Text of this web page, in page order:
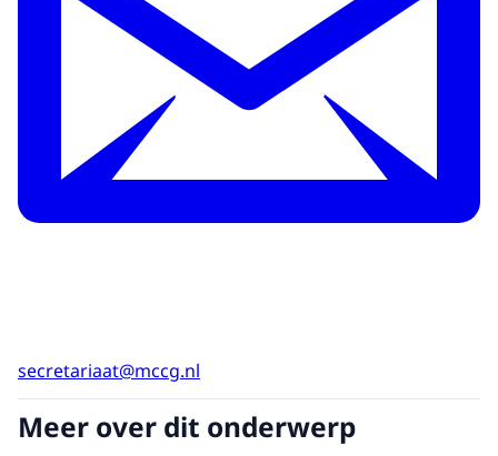
secretariaat@mccg.nl
Meer over dit onderwerp